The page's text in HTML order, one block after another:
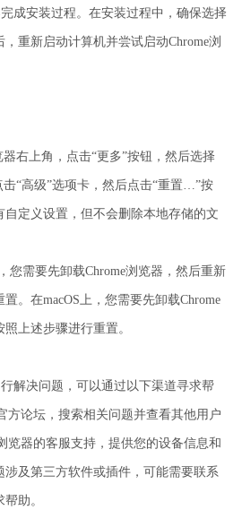
成安装过程。在安装过程中，确保选择
重新启动计算机并尝试启动Chrome浏
右上角，点击“更多”按钮，然后选择
“高级”选项卡，然后点击“重置…”按
定义设置，但不会删除本地存储的文
您需要先卸载Chrome浏览器，然后重新
。在macOS上，您需要先卸载Chrome
上述步骤进行重置。
解决问题，可以通过以下渠道寻求帮
方论坛，搜索相关问题并查看其他用户
览器的客服支持，提供您的设备信息和
及第三方软件或插件，可能需要联系
助。